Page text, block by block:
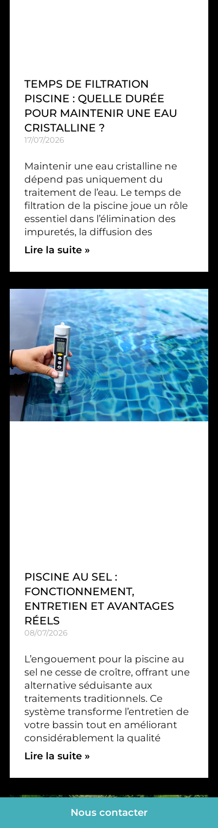
TEMPS DE FILTRATION
PISCINE : QUELLE DURÉE
POUR MAINTENIR UNE EAU
CRISTALLINE ?
17/07/2026
Maintenir une eau cristalline ne
dépend pas uniquement du
traitement de l’eau. Le temps de
filtration de la piscine joue un rôle
essentiel dans l’élimination des
impuretés, la diffusion des
Lire la suite »
PISCINE AU SEL :
FONCTIONNEMENT,
ENTRETIEN ET AVANTAGES
RÉELS
08/07/2026
L’engouement pour la piscine au
sel ne cesse de croître, offrant une
alternative séduisante aux
traitements traditionnels. Ce
système transforme l’entretien de
votre bassin tout en améliorant
considérablement la qualité
Lire la suite »
Nous contacter